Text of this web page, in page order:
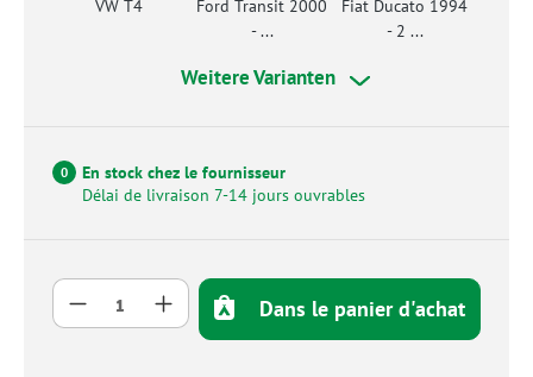
VW T4
Ford Transit 2000
- ...
Fiat Ducato 1994
- 2 ...
Weitere Varianten
0
En stock chez le fournisseur
Délai de livraison 7-14 jours ouvrables
Quantité de produit : Entrez la quantité
Dans le panier d'achat